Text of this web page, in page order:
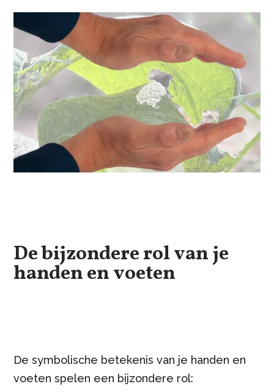
De bijzondere rol van je
handen en voeten
De symbolische betekenis van je handen en
voeten spelen een bijzondere rol: